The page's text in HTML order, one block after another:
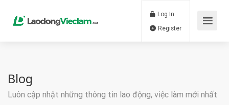
Log In
Blog
Luôn cập nhật những thông tin lao động, việc làm mới nhất